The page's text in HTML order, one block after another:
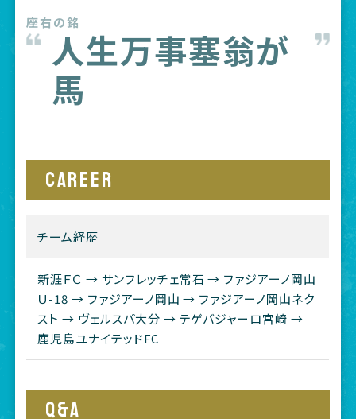
座右の銘
人生万事塞翁が
馬
CAREER
チーム経歴
新涯ＦＣ → サンフレッチェ常石 → ファジアーノ岡山
Ｕ-18 → ファジアーノ岡山 → ファジアーノ岡山ネク
スト → ヴェルスパ大分 → テゲバジャーロ宮崎 →
鹿児島ユナイテッドFC
Q&A